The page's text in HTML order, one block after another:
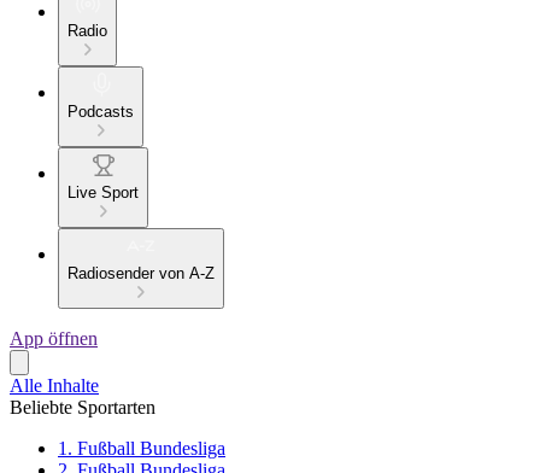
Radio
Podcasts
Live Sport
Radiosender von A-Z
App öffnen
Alle Inhalte
Beliebte Sportarten
1. Fußball Bundesliga